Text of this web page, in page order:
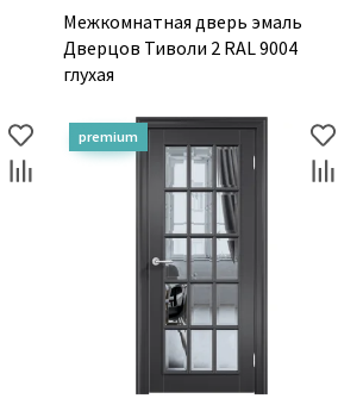
Межкомнатная дверь эмаль
Дверцов Тиволи 2 RAL 9004
глухая